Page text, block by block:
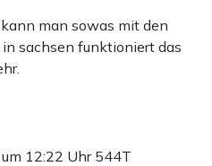
man sowas mit den
sachsen funktioniert das
12:22 Uhr 544T